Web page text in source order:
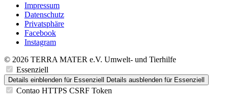
Impressum
Datenschutz
Privatsphäre
Facebook
Instagram
© 2026 TERRA MATER e.V. Umwelt- und Tierhilfe
Essenziell
Details einblenden für Essenziell Details ausblenden für Essenziell
Contao HTTPS CSRF Token